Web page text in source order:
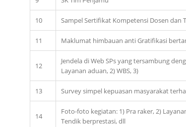
10 Sampel Sertifikat Kompetensi Dosen dan
11 Maklumat himbauan anti Gratifikasi
12
Jendela di Web SPs yang tersambung
Layanan aduan, 2) WBS, 3)
13 Survey simpel kepuasan masyarakat
14
Foto-foto kegiatan: 1) Pra raker, 2)
Tendik berprestasi, dll